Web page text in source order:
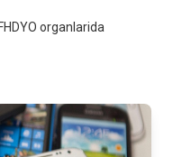
organlarida